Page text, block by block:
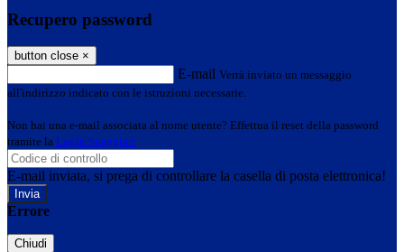
Recupero password
button close ×
E-mail Verrà inviato un messaggio
all'indirizzo indicato con le istruzioni necessarie.
Non hai una e-mail associata al nome utente? Effettua il reset della password
tramite la Login Spaggiari
E-mail inviata, si prega di controllare la casella di posta elettronica!
Errore
Chiudi